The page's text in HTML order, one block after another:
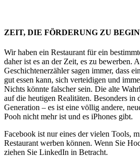
ZEIT, DIE FÖRDERUNG ZU
Wir haben ein Restaurant für ein
daher ist es an der Zeit, es zu bewerben.
Geschichtenerzähler sagen immer, dass
gut essen kann, sich verteidigen und
Nichts könnte falscher sein. Die alte
auf die heutigen Realitäten. Besonders in
Generation – es ist eine völlig andere,
Pooh nicht mehr ist und es iPhones gibt.
Facebook ist nur eines der vielen Tools,
Restaurant werben können. Wenn Sie
ziehen Sie LinkedIn in Betracht.